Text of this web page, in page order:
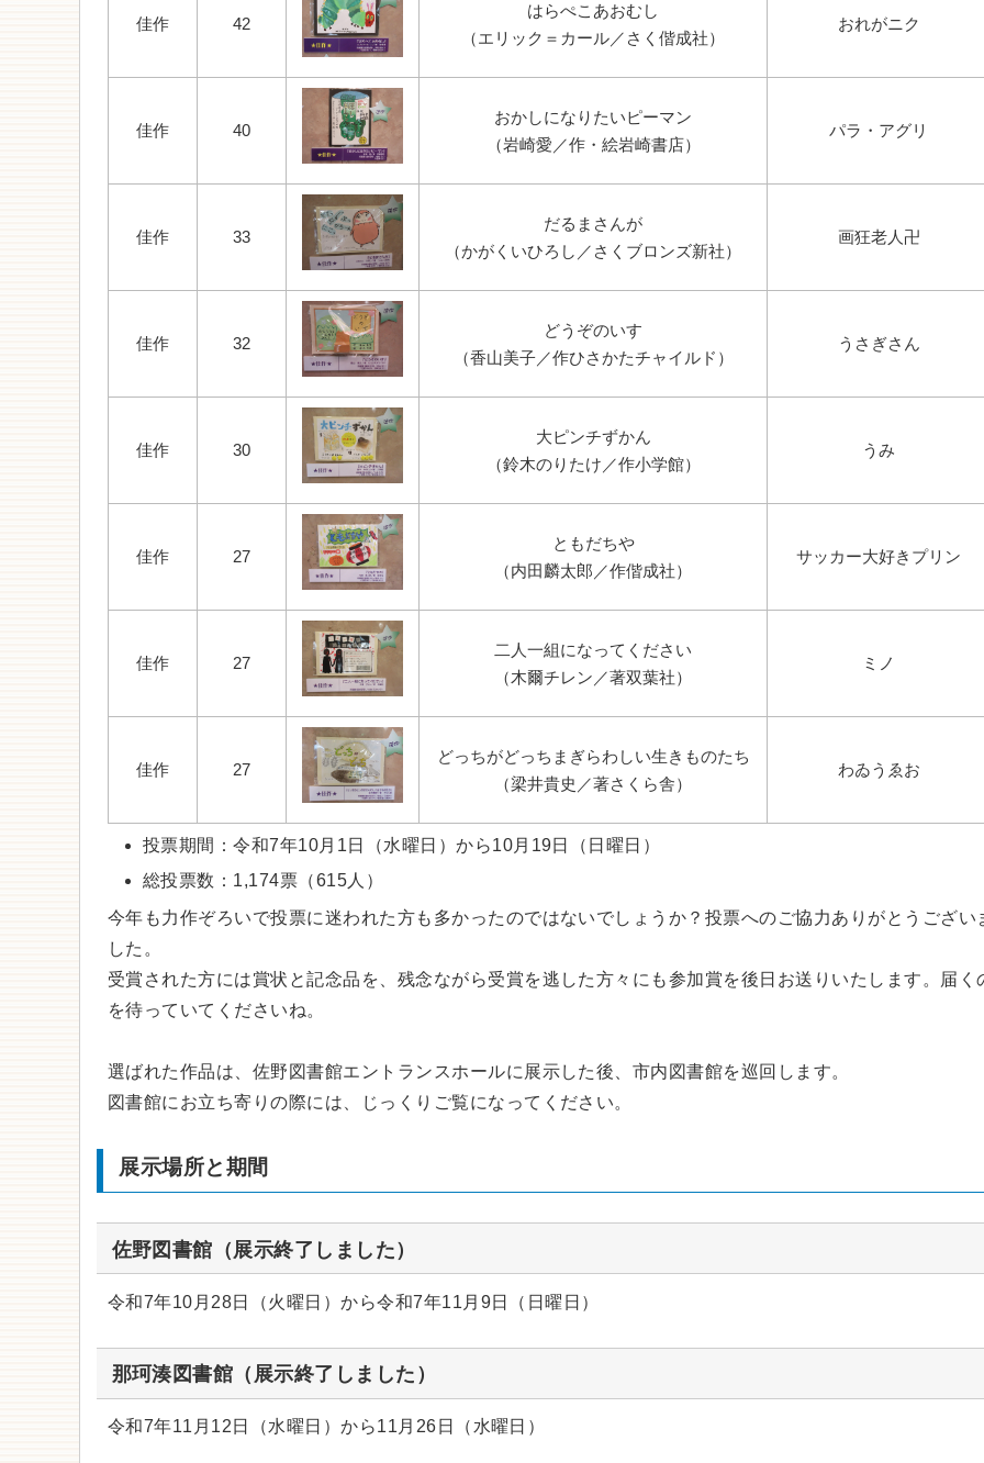
佳作 42
はらぺこあおむし
（エリック＝カール／さく偕成社）
おれがニク
佳作 40
おかしになりたいピーマン
（岩崎愛／作・絵岩崎書店）
パラ・アグリ
佳作 33
だるまさんが
（かがくいひろし／さくブロンズ新社）
画狂老人卍
佳作 32
どうぞのいす
（香山美子／作ひさかたチャイルド）
うさぎさん
佳作 30
大ピンチずかん
（鈴木のりたけ／作小学館）
うみ
佳作 27
ともだちや
（内田麟太郎／作偕成社）
サッカー大好きプリン
佳作 27
二人一組になってください
（木爾チレン／著双葉社）
ミノ
佳作 27
どっちがどっちまぎらわしい生きものたち
（梁井貴史／著さくら舎）
わゐうゑお
投票期間：令和7年10月1日（水曜日）から10月19日（日曜日）
総投票数：1,174票（615人）
今年も力作ぞろいで投票に迷われた方も多かったのではないでしょうか？投票へのご協力ありがとうござい
した。
受賞された方には賞状と記念品を、残念ながら受賞を逃した方々にも参加賞を後日お送りいたします。届く
を待っていてくださいね。
選ばれた作品は、佐野図書館エントランスホールに展示した後、市内図書館を巡回します。
図書館にお立ち寄りの際には、じっくりご覧になってください。
展示場所と期間
佐野図書館（展示終了しました）
令和7年10月28日（火曜日）から令和7年11月9日（日曜日）
那珂湊図書館（展示終了しました）
令和7年11月12日（水曜日）から11月26日（水曜日）